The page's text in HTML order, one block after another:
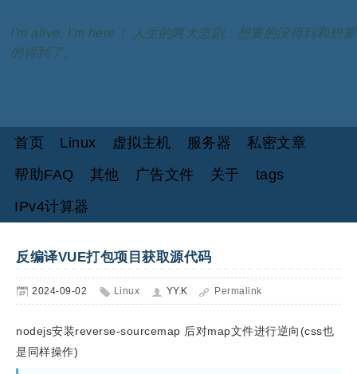
I'm alive, I'm here！ 人生的两大悲剧：想要的没得到和想要
的得到了。
首页 Linux 虚拟主机 服务器
私密文章
帮助FAQ
其他 广告文件 关于
tags
IPv4计算器
反编译VUE打包项目获取源代码
2024-09-02 Linux YY.K Permalink
nodejs安装reverse-sourcemap 后对map文件进行逆向(css也
是同样操作)